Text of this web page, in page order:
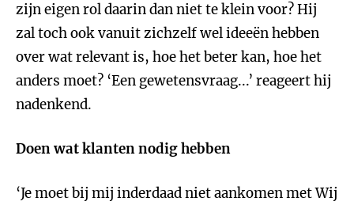
zijn eigen rol daarin dan niet te klein voor? Hij
zal toch ook vanuit zichzelf wel ideeën hebben
over wat relevant is, hoe het beter kan, hoe het
anders moet? ‘Een gewetensvraag...’ reageert hij
nadenkend.
Doen wat klanten nodig hebben
‘Je moet bij mij inderdaad niet aankomen met Wij